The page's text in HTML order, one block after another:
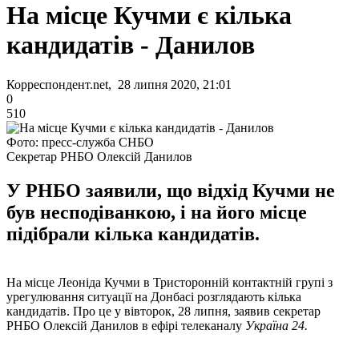
На місце Кучми є кілька
кандидатів - Данилов
Корреспондент.net, 28 липня 2020, 21:01
0
510
Фото: пресс-служба СНБО
Секретар РНБО Олексій Данилов
У РНБО заявили, що відхід Кучми не
був несподіванкою, і на його місце
підібрали кілька кандидатів.
На місце Леоніда Кучми в Тристоронній контактній групі з
урегулювання ситуації на Донбасі розглядають кілька
кандидатів. Про це у вівторок, 28 липня, заявив секретар
РНБО Олексій Данилов в ефірі телеканалу Україна 24.